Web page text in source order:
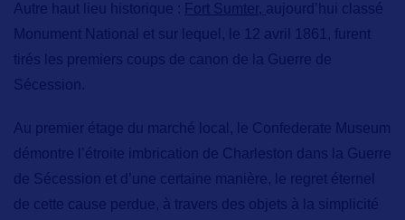
Autre haut lieu historique : Fort Sumter, aujourd’hui classé
Monument National et sur lequel, le 12 avril 1861, furent
tirés les premiers coups de canon de la Guerre de
Sécession.
Au premier étage du marché local, le Confederate Museum
démontre l’étroite imbrication de Charleston dans la Guerre
de Sécession et d’une certaine manière, le regret éternel
de cette cause perdue, à travers des objets à la simplicité